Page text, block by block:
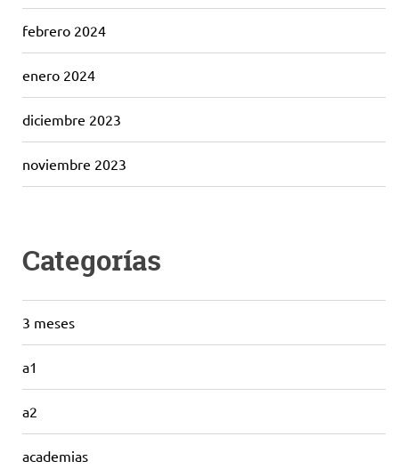
febrero 2024
enero 2024
diciembre 2023
noviembre 2023
Categorías
3 meses
a1
a2
academias